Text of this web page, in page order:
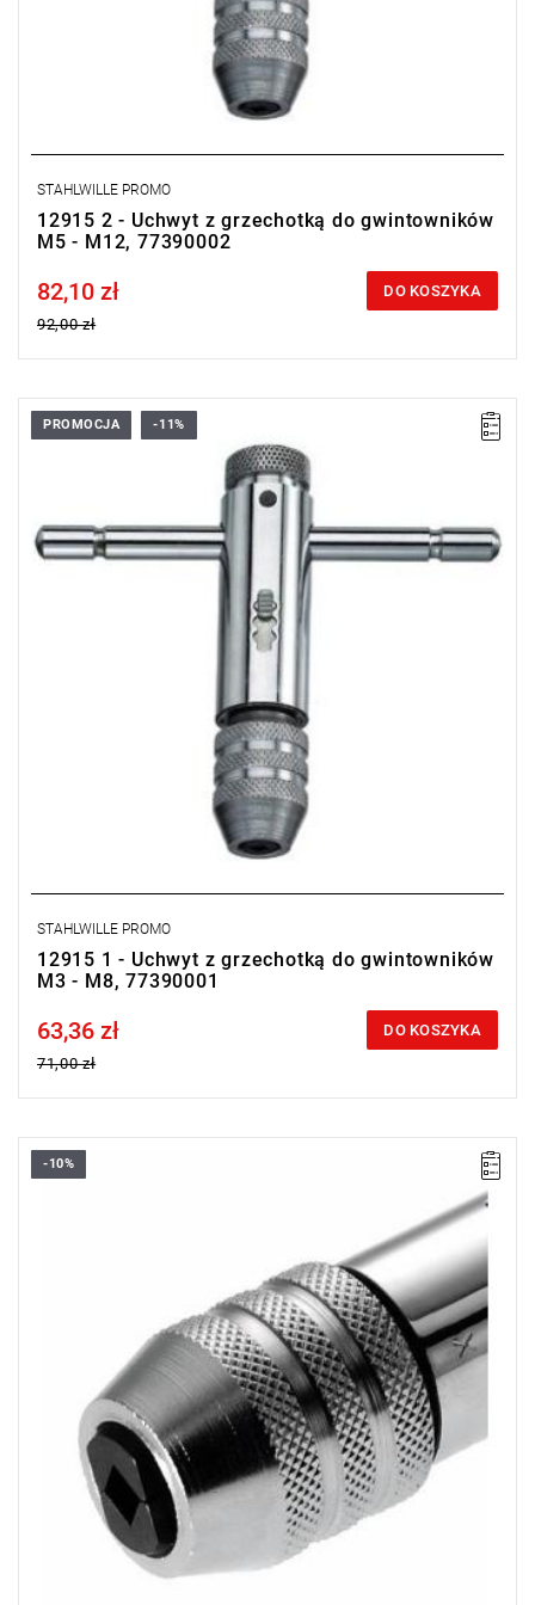
STAHLWILLE PROMO
12915 2 - Uchwyt z grzechotką do gwintowników
M5 - M12, 77390002
Price tax included
82,10 zł
92,00 zł
DO KOSZYKA
PROMOCJA -11%
STAHLWILLE PROMO
12915 1 - Uchwyt z grzechotką do gwintowników
M3 - M8, 77390001
Price tax included
63,36 zł
71,00 zł
DO KOSZYKA
Zestaw szczęki i sprężyna.
830A.10RN, do uchwytów do narzędzi 830A.10 i 830A.10L.
-10%